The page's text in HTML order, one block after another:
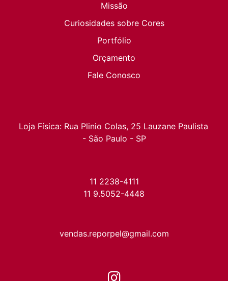
Missão
Curiosidades sobre Cores
Portfólio
Orçamento
Fale Conosco
Loja Física: Rua Plinio Colas, 25 Lauzane Paulista
- São Paulo - SP
11 2238-4111
11 9.5052-4448
vendas.reporpel@gmail.com